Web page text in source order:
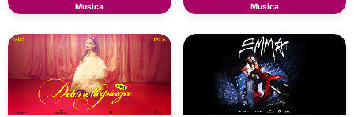
Musica Musica